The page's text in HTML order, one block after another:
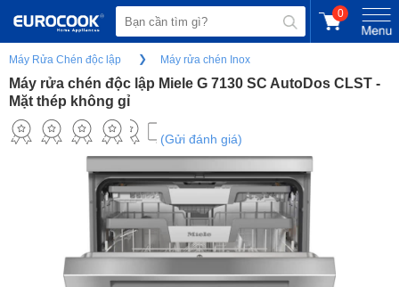
0
Máy Rửa Chén độc lập Máy rửa chén Inox
Máy rửa chén độc lập Miele G 7130 SC AutoDos CLST -
Mặt thép không gỉ
(Gửi đánh giá)